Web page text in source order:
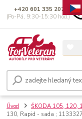
+420 601 335 207
(Po-Pá, 9:30-15:30 hod.)
Úvod ŠKODA 105, 120,
130, Rapid - sada ;